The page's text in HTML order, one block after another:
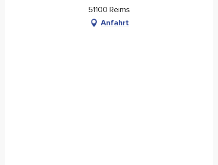
51100 Reims
Anfahrt